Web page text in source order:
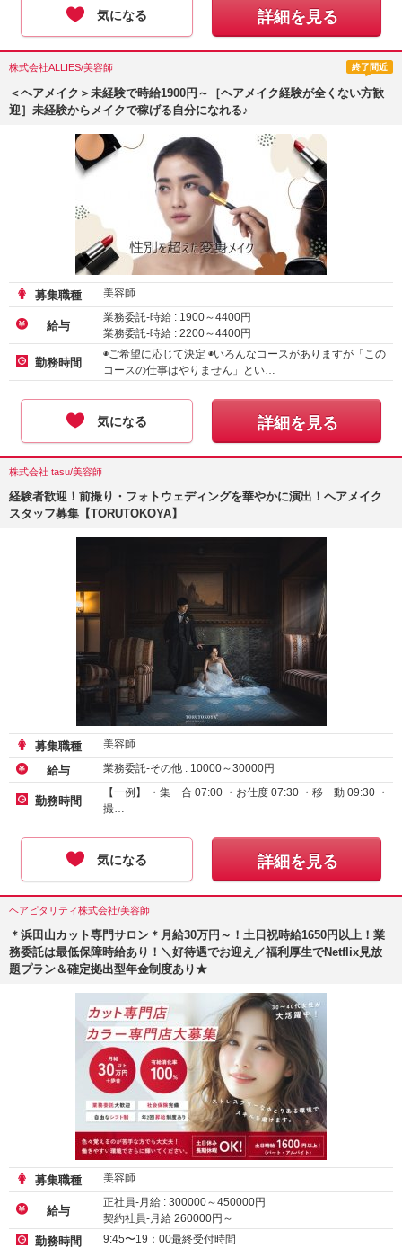
気になる 詳細を見る
株式会社ALLIES/美容師 終了間近
＜ヘアメイク＞未経験で時給1900円～［ヘアメイク経験が全くない方歓
迎］未経験からメイクで稼げる自分になれる♪
募集職種 美容師
給与
業務委託-時給 : 1900～4400円
業務委託-時給 : 2200～4400円
勤務時間
◉ご希望に応じて決定 ◉いろんなコースがありますが「この
コースの仕事はやりません」とい…
気になる 詳細を見る
株式会社 tasu/美容師
経験者歓迎！前撮り・フォトウェディングを華やかに演出！ヘアメイク
スタッフ募集【TORUTOKOYA】
募集職種 美容師
給与 業務委託-その他 : 10000～30000円
勤務時間
【一例】 ・集 合 07:00 ・お仕度 07:30 ・移 動 09:30 ・
撮…
気になる 詳細を見る
ヘアピタリティ株式会社/美容師
＊浜田山カット専門サロン＊月給30万円～！土日祝時給1650円以上！業
務委託は最低保障時給あり！＼好待遇でお迎え／福利厚生でNetflix見放
題プラン＆確定拠出型年金制度あり★
募集職種 美容師
給与
正社員-月給 : 300000～450000円
契約社員-月給 260000円～
アルバイト・パート-時給 :1450
勤務時間 9:45〜19：00最終受付時間